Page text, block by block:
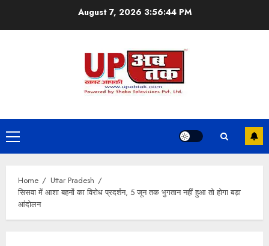
August 7, 2026 3:56:45 PM
Primary
Menu
Home
Uttar Pradesh
सिसवा में आशा बहनों का विरोध प्रदर्शन, 5 जून तक भुगतान नहीं हुआ तो होगा बड़ा
आंदोलन